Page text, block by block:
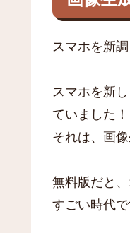
スマホを新
スマホを新
ていました！
それは、画
無料版だと
すごい時代で